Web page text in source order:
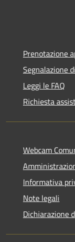
Prenotazione
Segnalazione
Leggi le FAQ
Richiesta
Webcam
Informativa
Note legali
Dichiarazione